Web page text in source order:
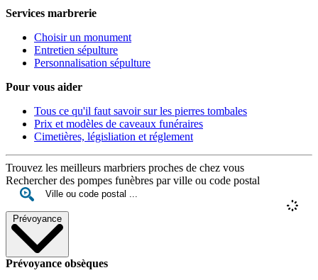
Services marbrerie
Choisir un monument
Entretien sépulture
Personnalisation sépulture
Pour vous aider
Tous ce qu'il faut savoir sur les pierres tombales
Prix et modèles de caveaux funéraires
Cimetières, législiation et réglement
Trouvez les meilleurs marbriers proches de chez vous
Rechercher des pompes funèbres par ville ou code postal
Prévoyance
Prévoyance obsèques